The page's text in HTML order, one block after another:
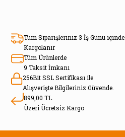
Tüm Siparişleriniz 3 İş Günü içinde
Kargolanır
Tüm Ürünlerde
9 Taksit İmkanı
256Bit SSL Sertifikası ile
Alışverişte Bilgileriniz Güvende.
899,00 TL.
Üzeri Ücretsiz Kargo